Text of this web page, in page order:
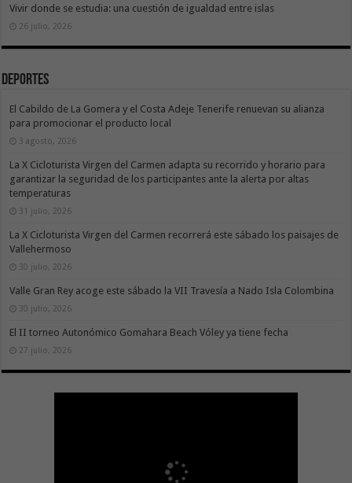
Vivir donde se estudia: una cuestión de igualdad entre islas
26 julio, 2026
Deportes
El Cabildo de La Gomera y el Costa Adeje Tenerife renuevan su alianza
para promocionar el producto local
3 agosto, 2026
La X Cicloturista Virgen del Carmen adapta su recorrido y horario para
garantizar la seguridad de los participantes ante la alerta por altas
temperaturas
31 julio, 2026
La X Cicloturista Virgen del Carmen recorrerá este sábado los paisajes de
Vallehermoso
30 julio, 2026
Valle Gran Rey acoge este sábado la VII Travesía a Nado Isla Colombina
30 julio, 2026
El II torneo Autonómico Gomahara Beach Vóley ya tiene fecha
27 julio, 2026